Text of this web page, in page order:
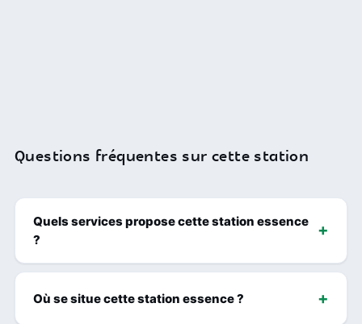
Questions fréquentes sur cette station
Quels services propose cette station essence
?
Où se situe cette station essence ?